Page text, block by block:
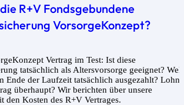
R+V Fondsgebundene
VorsorgeKonzept?
Vertrag im Test: Ist diese
tatsächlich als Altersvorsorge geeignet?
Ende der Laufzeit tatsächlich ausgezahlt? Lohnt
überhaupt? Wir berichten über unsere
den Kosten des R+V Vertrages.